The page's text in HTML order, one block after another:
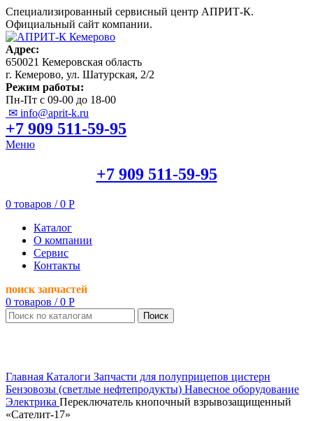
Специализированный сервисный центр АПРИТ-К.
Официальный сайт компании.
Адрес:
650021 Кемеровская область
г. Кемерово, ул. Шатурская, 2/2
Режим работы:
Пн-Пт с 09-00 до 18-00
✉ info@aprit-k.ru
+7 909 511-59-95
Меню
+7 909 511-59-95
0 товаров / 0 Р
Каталог
О компании
Сервис
Контакты
поиск запчастей
0 товаров / 0 Р
Поиск
Главная Каталоги Запчасти для полуприцепов цистерн
Бензовозы (светлые нефтепродукты) Навесное оборудование
Электрика Переключатель кнопочный взрывозащищенный
«Сателит-17»